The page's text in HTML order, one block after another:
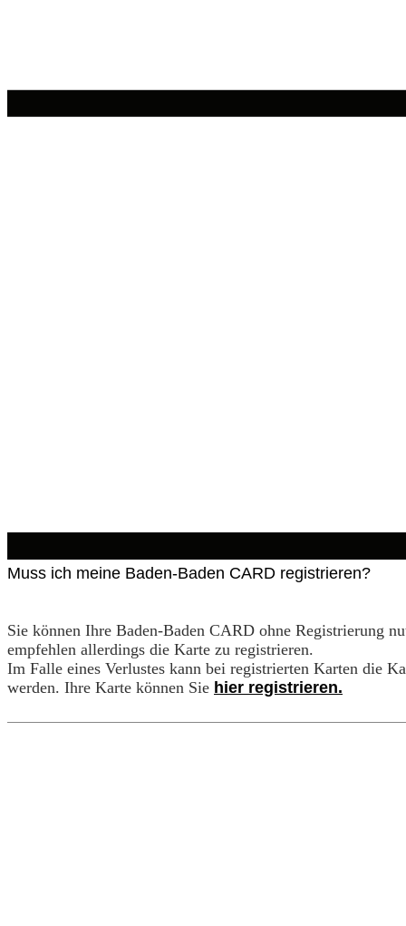
Muss ich meine Baden-Baden CARD registrieren?
Sie können Ihre Baden-Baden CARD ohne Registrierung
empfehlen allerdings die Karte zu registrieren.
Im Falle eines Verlustes kann bei registrierten Karten die
werden. Ihre Karte können Sie hier registrieren.